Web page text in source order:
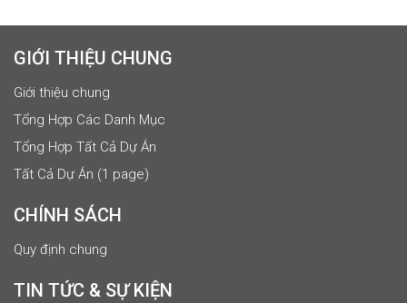
GIỚI THIỆU CHUNG
Giới thiệu chung
Tổng Hợp Các Danh Mục
Tổng Hợp Tất Cả Dự Án
Tất Cả Dự Án (1 page)
CHÍNH SÁCH
Quy định chung
TIN TỨC & SỰ KIỆN